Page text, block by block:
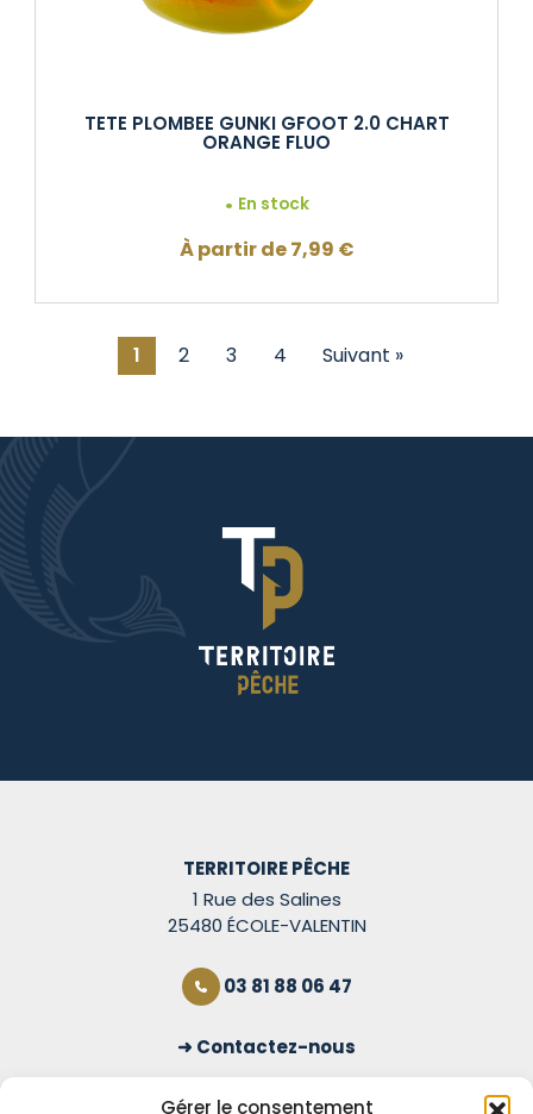
Gérer le consentement
1 2 3 4 Suivant »
TETE PLOMBEE GUNKI GFOOT 2.0 CHART
ORANGE FLUO
En stock
À partir de7,99 €
TERRITOIRE PÊCHE
1 Rue des Salines
25480 ÉCOLE-VALENTIN
03 81 88 06 47
Contactez-nous